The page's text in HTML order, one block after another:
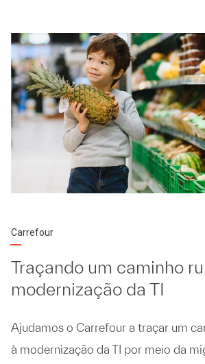
Carrefour
Traçando um caminho
modernização da TI
Ajudamos o Carrefour a traçar um
à modernização da TI por meio da